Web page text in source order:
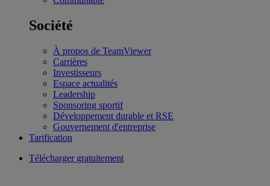
Société
À propos de TeamViewer
Carrières
Investisseurs
Espace actualités
Leadership
Sponsoring sportif
Développement durable et RSE
Gouvernement d'entreprise
Tarification
Télécharger gratuitement